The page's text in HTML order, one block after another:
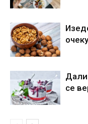
Дали
се